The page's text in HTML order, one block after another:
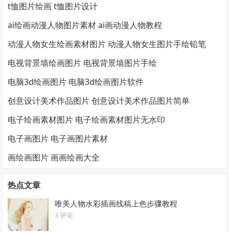
t恤图片绘画 t恤图片设计
ai绘画动漫人物图片素材 ai画动漫人物教程
动漫人物女生绘画素材图片 动漫人物女生图片手绘铅笔
电视背景墙绘画图片 电视背景墙图片手绘
电脑3d绘画图片 电脑3d绘画图片软件
创意设计美术作品图片 创意设计美术作品图片简单
电子绘画素材图片 电子绘画素材图片无水印
电子画图片 电子画图片素材
画绘画图片 画画绘画大全
热点文章
唯美人物水彩插画线稿上色步骤教程
3 评论